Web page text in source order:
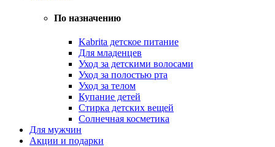
По назначению
Kabrita детское питание
Для младенцев
Уход за детскими волосами
Уход за полостью рта
Уход за телом
Купание детей
Стирка детских вещей
Солнечная косметика
Для мужчин
Акции и подарки